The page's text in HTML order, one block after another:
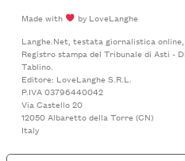
Made with
by LoveLanghe
Langhe.Net, testata giornalistica
Registro stampa del Tribunale di Asti -
Tablino.
Editore: LoveLanghe S.R.L.
P.IVA 03796440042
Via Castello 20
12050 Albaretto della Torre (CN)
Italy